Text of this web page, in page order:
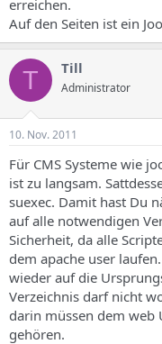
erreichen.
Auf den Seiten ist ein
T Till
Administrator
10. Nov. 2011
Für CMS Systeme wie
ist zu langsam.
suexec. Damit hast Du
auf alle notwendigen
Sicherheit, da alle
dem apache user
wieder auf die
Verzeichnis darf nicht
darin müssen dem web
gehören.